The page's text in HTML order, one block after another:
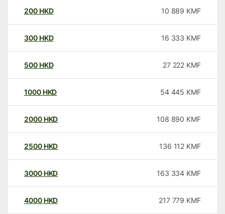
200 HKD 10 889 KMF
300 HKD 16 333 KMF
500 HKD 27 222 KMF
1000 HKD 54 445 KMF
2000 HKD 108 890 KMF
2500 HKD 136 112 KMF
3000 HKD 163 334 KMF
4000 HKD 217 779 KMF